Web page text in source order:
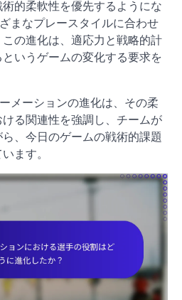
的柔軟性を優先するようにな
まなプレースタイルに合わせ
の進化は、適応力と戦略的計
いうゲームの変化する要求を
メーションの進化は、その柔
る関連性を強調し、チームが
、今日のゲームの戦術的課題
ます。